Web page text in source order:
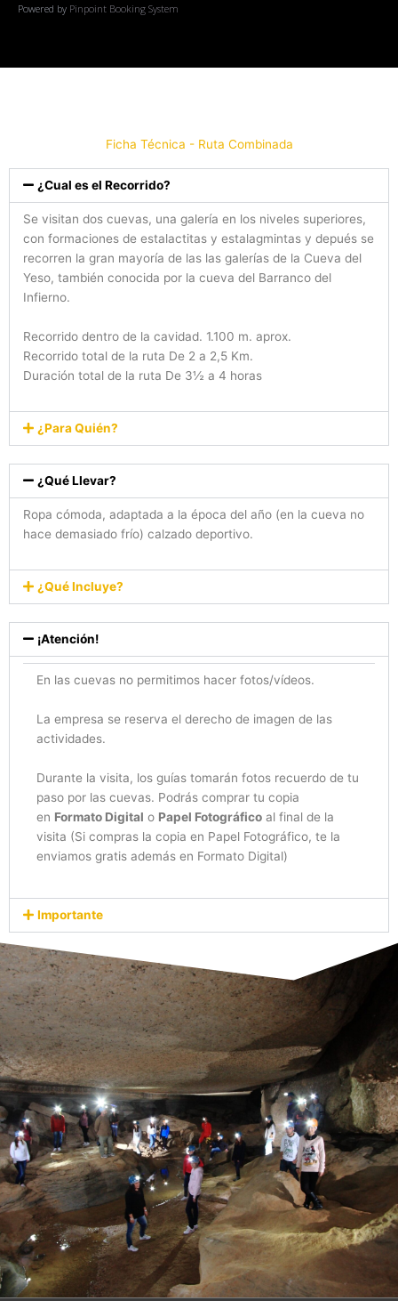
Powered by Pinpoint Booking System
Ficha Técnica - Ruta Combinada
¿Cual es el Recorrido?
Se visitan dos cuevas, una galería en los niveles superiores,
con formaciones de estalactitas y estalagmintas y depués se
recorren la gran mayoría de las las galerías de la Cueva del
Yeso, también conocida por la cueva del Barranco del
Infierno.
Recorrido dentro de la cavidad. 1.100 m. aprox.
Recorrido total de la ruta De 2 a 2,5 Km.
Duración total de la ruta De 3½ a 4 horas
¿Para Quién?
¿Qué Llevar?
Ropa cómoda, adaptada a la época del año (en la cueva no
hace demasiado frío) calzado deportivo.
¿Qué Incluye?
¡Atención!
En las cuevas no permitimos hacer fotos/vídeos.
La empresa se reserva el derecho de imagen de las
actividades.
Durante la visita, los guías tomarán fotos recuerdo de tu
paso por las cuevas. Podrás comprar tu copia
en Formato Digital o Papel Fotográfico al final de la
visita (Si compras la copia en Papel Fotográfico, te la
enviamos gratis además en Formato Digital)
Importante